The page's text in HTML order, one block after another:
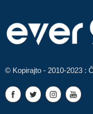
© Kopirajto - 2010-2023 :